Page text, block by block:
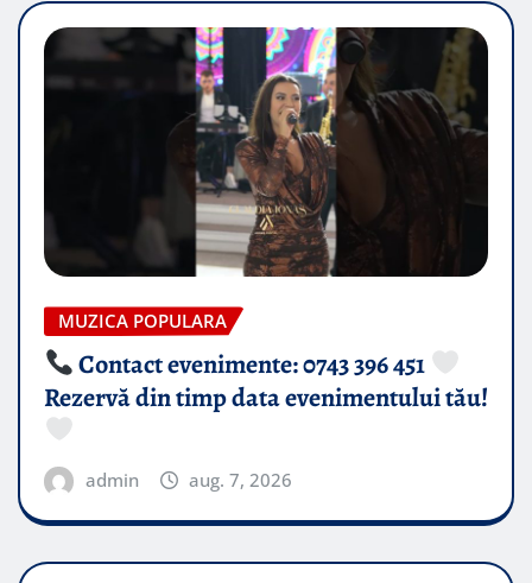
MUZICA POPULARA
Contact evenimente: 0743 396 451
Rezervă din timp data evenimentului tău!
admin aug. 7, 2026